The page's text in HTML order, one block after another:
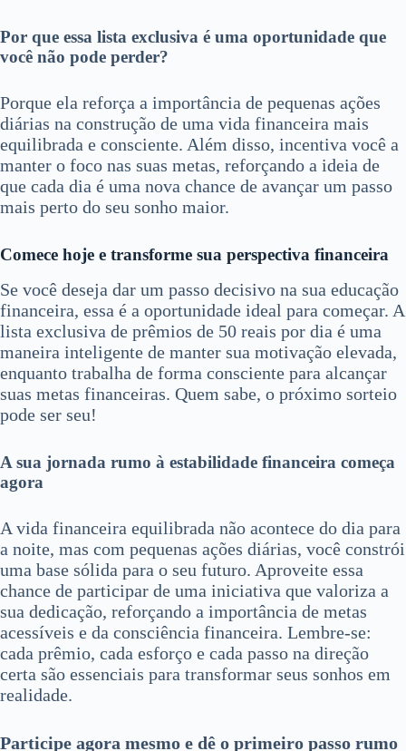
Por que essa lista exclusiva é uma oportunidade que
você não pode perder?
Porque ela reforça a importância de pequenas ações
diárias na construção de uma vida financeira mais
equilibrada e consciente. Além disso, incentiva você a
manter o foco nas suas metas, reforçando a ideia de
que cada dia é uma nova chance de avançar um passo
mais perto do seu sonho maior.
Comece hoje e transforme sua perspectiva financeira
Se você deseja dar um passo decisivo na sua educação
financeira, essa é a oportunidade ideal para começar. A
lista exclusiva de prêmios de 50 reais por dia é uma
maneira inteligente de manter sua motivação elevada,
enquanto trabalha de forma consciente para alcançar
suas metas financeiras. Quem sabe, o próximo sorteio
pode ser seu!
A sua jornada rumo à estabilidade financeira começa
agora
A vida financeira equilibrada não acontece do dia para
a noite, mas com pequenas ações diárias, você constrói
uma base sólida para o seu futuro. Aproveite essa
chance de participar de uma iniciativa que valoriza a
sua dedicação, reforçando a importância de metas
acessíveis e da consciência financeira. Lembre-se:
cada prêmio, cada esforço e cada passo na direção
certa são essenciais para transformar seus sonhos em
realidade.
Participe agora mesmo e dê o primeiro passo rumo